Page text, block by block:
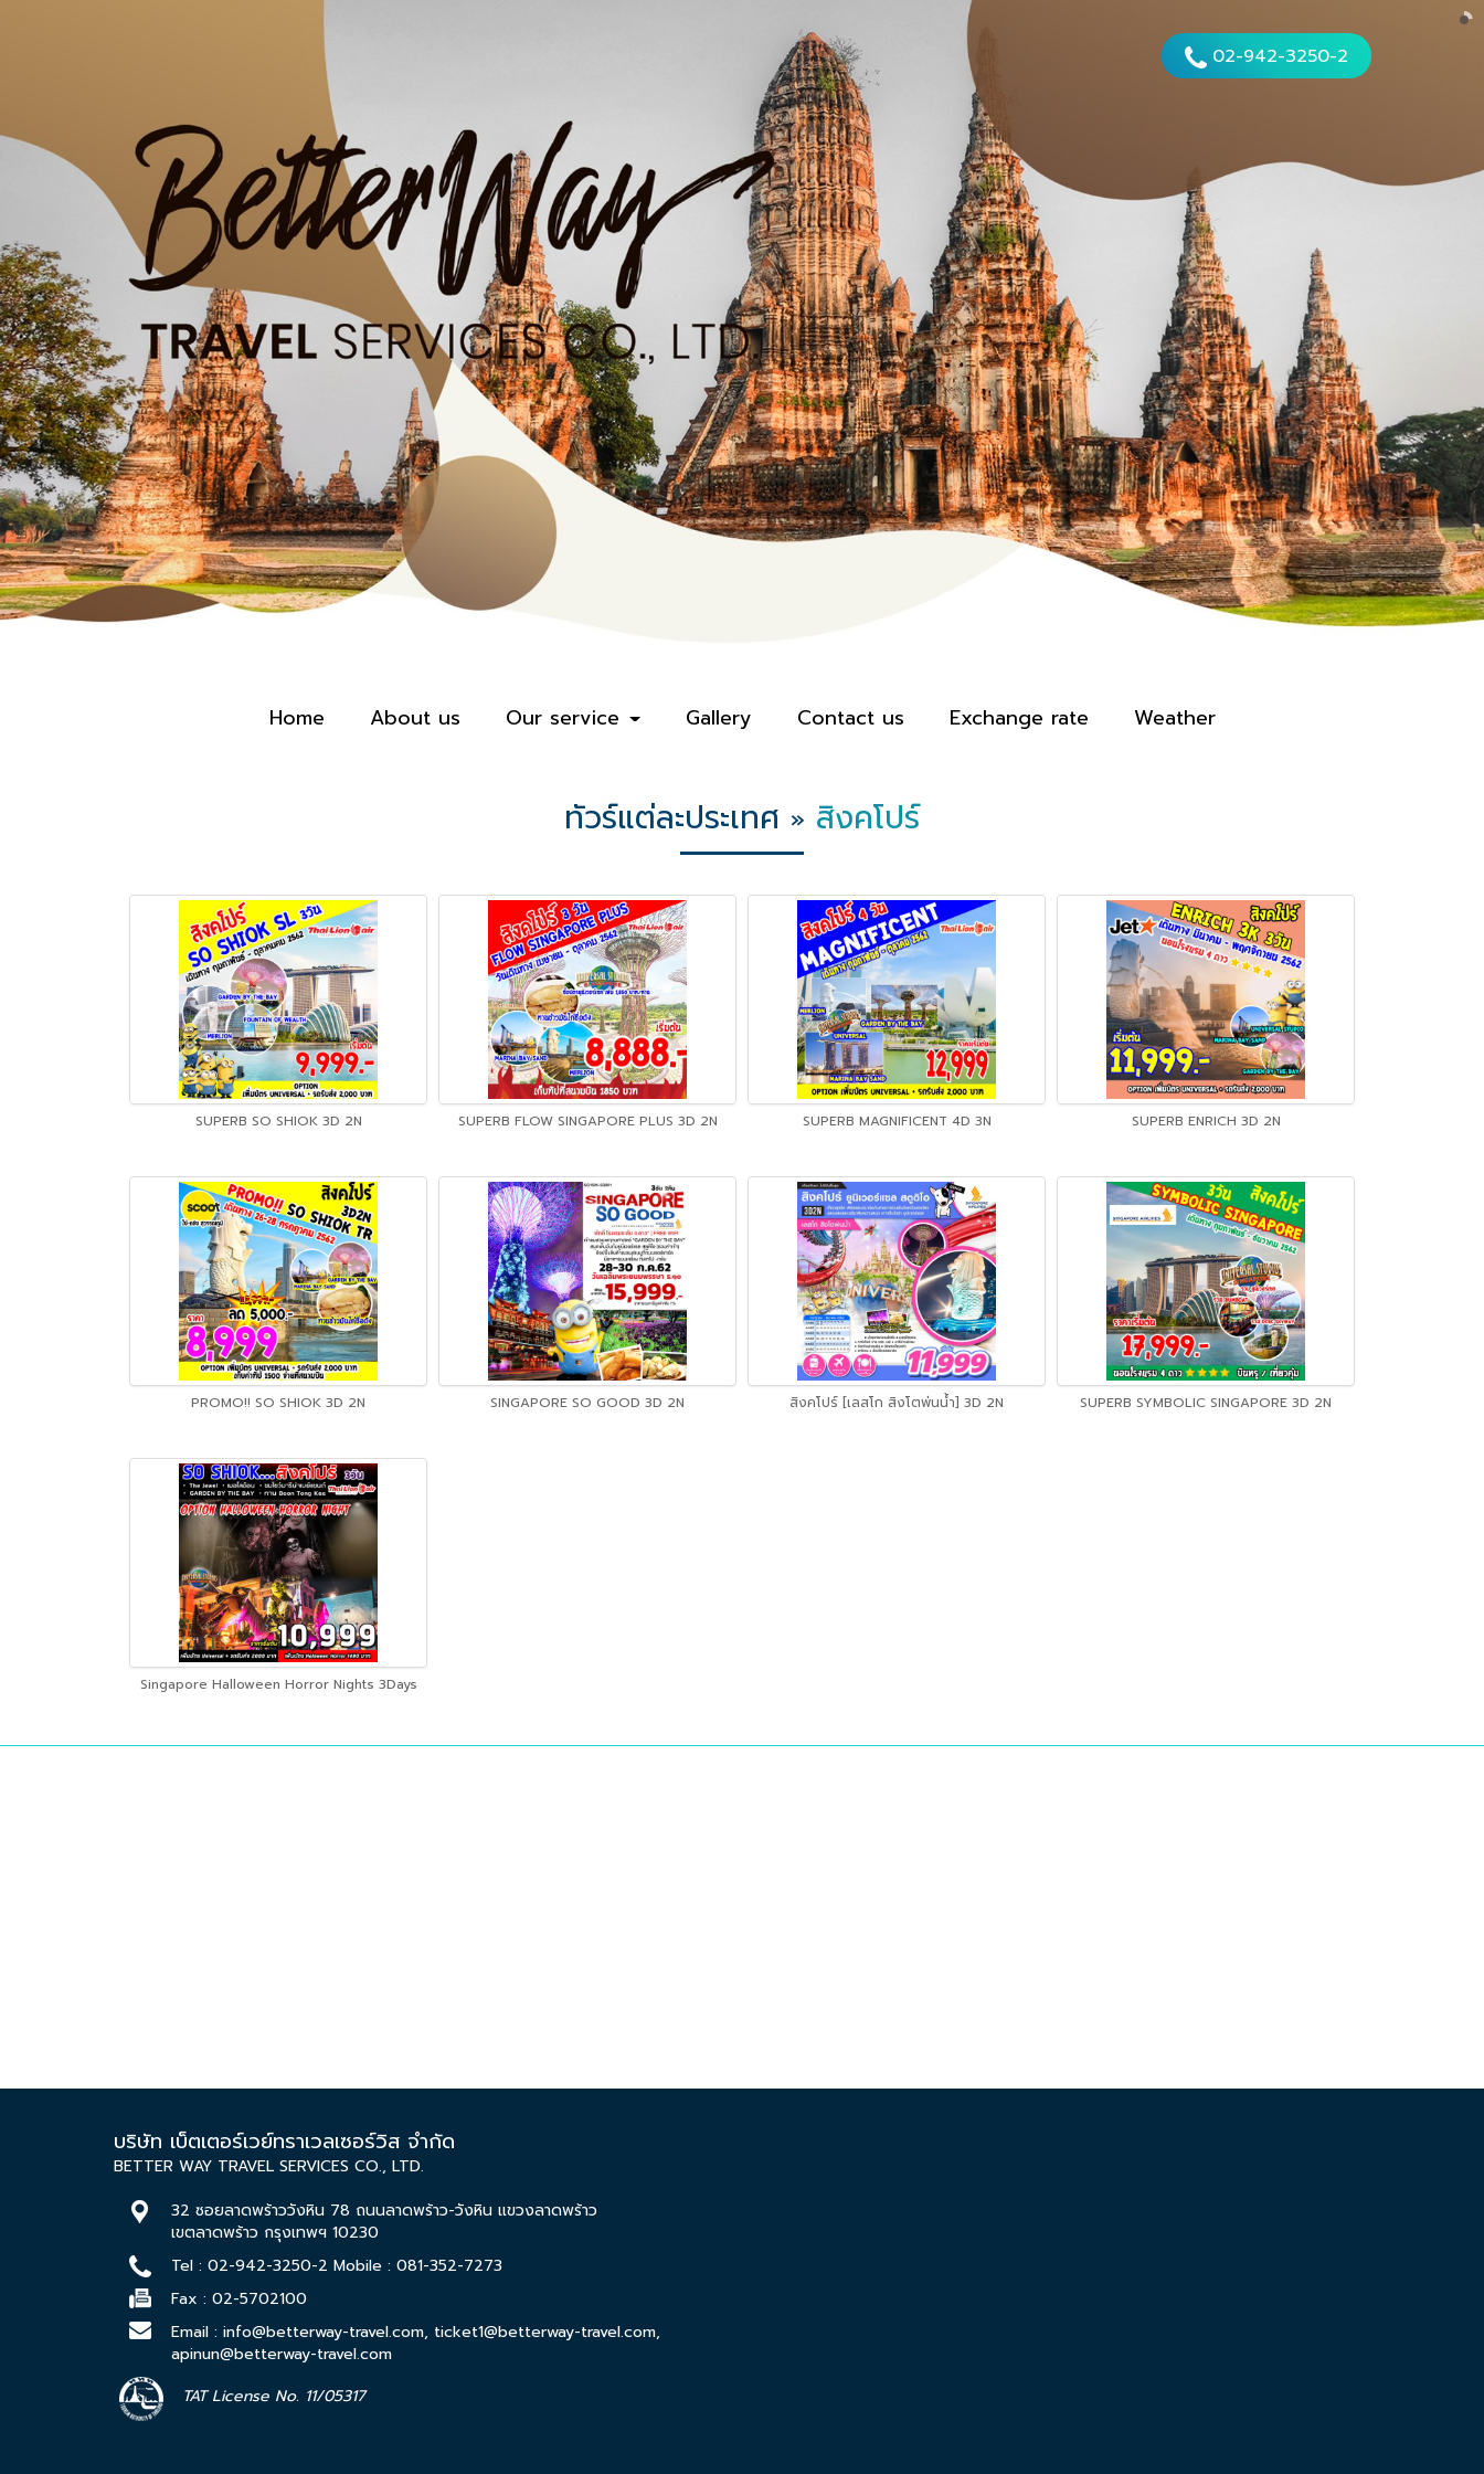
Home About us Our service Gallery Contact us Exchange rate Weather
02-942-3250-2
ทัวร์แต่ละประเทศ » สิงคโปร์
SUPERB SO SHIOK 3D 2N SUPERB FLOW SINGAPORE PLUS 3D 2N SUPERB MAGNIFICENT 4D 3N SUPERB ENRICH 3D 2N
PROMO!! SO SHIOK 3D 2N SINGAPORE SO GOOD 3D 2N สิงคโปร์ [เลสโก สิงโตพ่นน้ำ] 3D 2N SUPERB SYMBOLIC SINGAPORE 3D 2N
Singapore Halloween Horror Nights 3Days
บริษัท เบ็ตเตอร์เวย์ทราเวลเซอร์วิส จำกัด
BETTER WAY TRAVEL SERVICES CO., LTD.
32 ซอยลาดพร้าววังหิน 78 ถนนลาดพร้าว-วังหิน แขวงลาดพร้าว
เขตลาดพร้าว กรุงเทพฯ 10230
Tel :02-942-3250-2 Mobile :081-352-7273
Fax : 02-5702100
Email :info@betterway-travel.com, ticket1@betterway-travel.com,
apinun@betterway-travel.com
TAT License No. 11/05317